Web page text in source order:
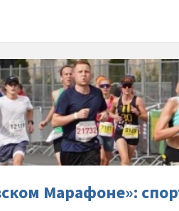
МЧС-
России-
на-
спорт-
—-
часть-
службы
Марафоне»: